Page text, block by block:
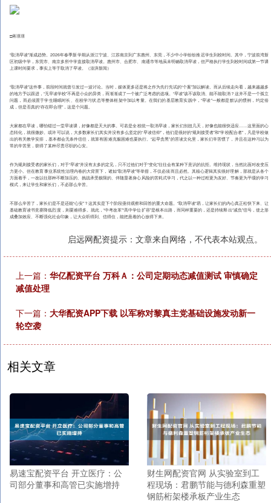
□蒋璟璟
“取消早读”渐成趋势。2026年春季新学期从浙江宁波、江苏南京到广东惠州、东莞，不少中小学纷纷推迟学生到校时间。其中，宁波前湾新
区初级中学，东莞市、南京多所中学直接取消早读。惠州市、合肥市、南通市等地虽未明确取消早读，但严格执行学生到校时间或第一节课
上课时间要求，事实上等于取消了早读。（澎湃新闻）
“取消早读”这件事，前段时间就曾引发过一波讨论。当时，媒体更多还是将之作为先行先试的“个案”加以解读。而从后续走向看，越来越越多
的地方予以跟进，“无早读学校”不再是小众的异类，而渐渐成了一个被广泛考虑的选项。“早读”该不该取消、能不能取消？这并不是一个孤立
问题，而必须置于学生睡眠时长、在校学习状态等整体框架中加以考量。在我们的基层教育实践中，“早读”一般都是默认的惯例，约定俗
成，但是否真的“存在即合理”，这是个问题。
大家都在早读，哪怕错过一堂早读课，好像都是天大的事。可若是全校统一取消早读，家长们别扭几天，好像也能很快适应……这里面的心
态转化，就很微妙。或许可以说，大多数家长们其实并没有多么坚定的“早读信仰”，他们是很好的“规则接受者”和“学校配合者”，凡是学校做
出的有关教学安排，基本都会无条件信任，就算有困难克服困难也要执行。“起早贪黑”的苦读文化里，家长们辛苦惯了，并且在这种习以为
常的辛苦里，获得了某种尽责尽职的心安。
作为规则接受者的家长们，对于“早读”并没有太多的定见，只不过他们对于“变化”往往会有某种下意识的抗拒。维持现状，当然比面对改变压
力更小。但在教育事业系统性治理内卷的大背景下，诸如“取消早读”等举措，不仅必须而且必然。其核心逻辑其实很好理解，那就是从各个
方面着手，一改以往那种不断加压的、挑战承受极限的、伴随显著身心风险的苦耗式学习，代之以一种过程更为友好、节奏更为平缓的学习
模式，来让学生和家长们，不必那么辛苦。
不那么辛苦了，家长们是不是还能“心安”？这其实是下个阶段亟待观察和回答的重大命题。“取消早读”易，让家长们的内心真正松快下来、让
基础教育读书竞赛降低烈度，则要难得多。就此，“中考改革”“高中学位扩容”是根本出路，而同样重要的，还是持续释出“减负”信号，使之形
成叠加效应、不断强化社会印象，让大众听得到、信得住，能把悬着的心放得下来。
启远网配资提示：文章来自网络，不代表本站观点。
上一篇： 华亿配资平台 万科Ａ：公司定期动态减值测试 审慎确定
减值处理
下一篇： 大华配资APP下载 以军称对黎真主党基础设施发动新一
轮空袭
相关文章
易速宝配资平台 开立医疗：公
司部分董事和高管已实施增持
财生网配资官网 从实验室到工
程现场：君鹏节能与德利森重塑
钢筋桁架楼承板产业生态